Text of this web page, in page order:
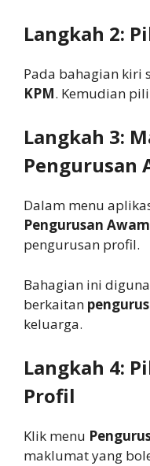
Langkah 2:
Pada bahagian kiri
KPM. Kemudian
Langkah 3:
Pengurusan
Dalam menu
Pengurusan Awam
pengurusan profil.
Bahagian ini
berkaitan
keluarga.
Langkah 4:
Profil
Klik menu
maklumat yang